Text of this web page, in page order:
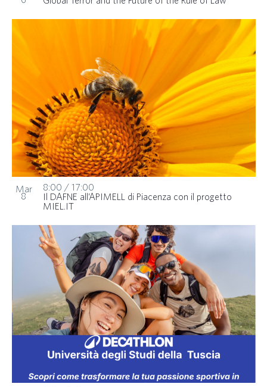
Mar
8
Il DAFNE all’APIMELL di Piacenza con il progetto
MIEL.IT
8:00 / 17:00